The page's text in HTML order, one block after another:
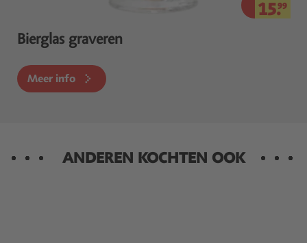
15.99
Bierglas graveren
Meer info
ANDEREN KOCHTEN OOK